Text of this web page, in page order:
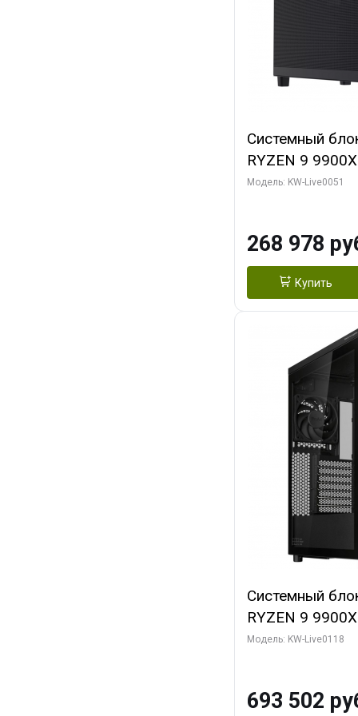
Системный
RYZEN 9
ОЗУ/ Gigabyte
Модель: KW-Live0051
268 978
Купить
Системный
RYZEN 9
ОЗУ/ Afox
Модель: KW-Live0118
693 502